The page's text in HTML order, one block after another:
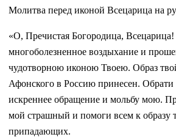
Молитва перед иконой Всецарица на
«О, Пречистая Богородица,
многоболезненное воздыхание и
чудотворною иконою Твоею. Образ
Афонского в Россию принесен.
искреннее обращение и мольбу мою.
мой страшный и помоги всем к образу
припадающих.